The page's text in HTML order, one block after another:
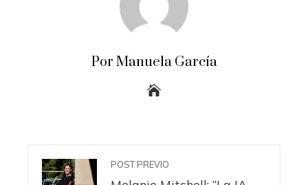
Por Manuela García
POST PREVIO